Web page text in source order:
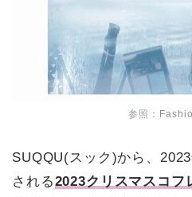
参照：
SUQQU(スック)から、
される2023クリスマスコフ